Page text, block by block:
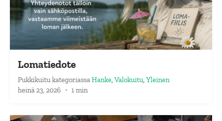
Lomatiedote
PukkikuitukategoriassaHanke, Valokuitu, Yleinen
heinä 23, 2026 · 1 min